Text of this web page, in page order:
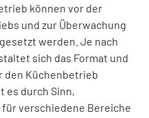
können vor der
und zur Überwachung
werden. Je nach
sich das Format und
den Küchenbetrieb
es durch Sinn,
verschiedene Bereiche